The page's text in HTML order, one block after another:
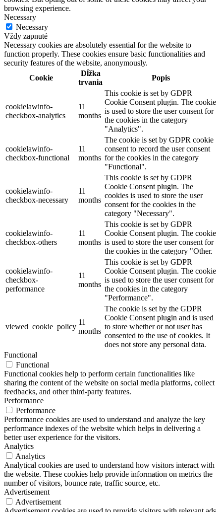
browsing experience.
Necessary
Necessary
Vždy zapnuté
Necessary cookies are absolutely essential for the website to
function properly. These cookies ensure basic functionalities and
security features of the website, anonymously.
Cookie
Dĺžka
trvania
Popis
cookielawinfo-
checkbox-analytics
11
months
This cookie is set by GDPR
Cookie Consent plugin. The cookie
is used to store the user consent for
the cookies in the category
"Analytics".
cookielawinfo-
checkbox-functional
11
months
The cookie is set by GDPR cookie
consent to record the user consent
for the cookies in the category
"Functional".
cookielawinfo-
checkbox-necessary
11
months
This cookie is set by GDPR
Cookie Consent plugin. The
cookies is used to store the user
consent for the cookies in the
category "Necessary".
cookielawinfo-
checkbox-others
11
months
This cookie is set by GDPR
Cookie Consent plugin. The cookie
is used to store the user consent for
the cookies in the category "Other.
cookielawinfo-
checkbox-
performance
11
months
This cookie is set by GDPR
Cookie Consent plugin. The cookie
is used to store the user consent for
the cookies in the category
"Performance".
viewed_cookie_policy
11
months
The cookie is set by the GDPR
Cookie Consent plugin and is used
to store whether or not user has
consented to the use of cookies. It
does not store any personal data.
Functional
Functional
Functional cookies help to perform certain functionalities like
sharing the content of the website on social media platforms, collect
feedbacks, and other third-party features.
Performance
Performance
Performance cookies are used to understand and analyze the key
performance indexes of the website which helps in delivering a
better user experience for the visitors.
Analytics
Analytics
Analytical cookies are used to understand how visitors interact with
the website. These cookies help provide information on metrics the
number of visitors, bounce rate, traffic source, etc.
Advertisement
Advertisement